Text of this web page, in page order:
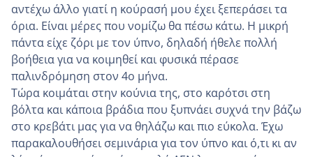
αντέχω άλλο γιατί η κούρασή μου έχει ξεπεράσει τα
όρια. Είναι με΄ρες που νομίζω θα πέσω κάτω. Η μικρή
πάντα είχε ζόρι με τον ύπνο, δηλαδή ήθελε πολλή
βοήθεια για να κοιμηθεί και φυσικά πέρασε
παλινδρόμηση στον 4ο μήνα.
Τώρα κοιμάται στην κούνια της, στο καρότσι στη
βόλτα και κάποια βράδια που ξυπνάει συχνά την βάζω
στο κρεβάτι μας για να θηλάζω και πιο εύκολα. Έχω
παρακαλουθήσει σεμινάρια για τον ύπνο και ό,τι κι αν